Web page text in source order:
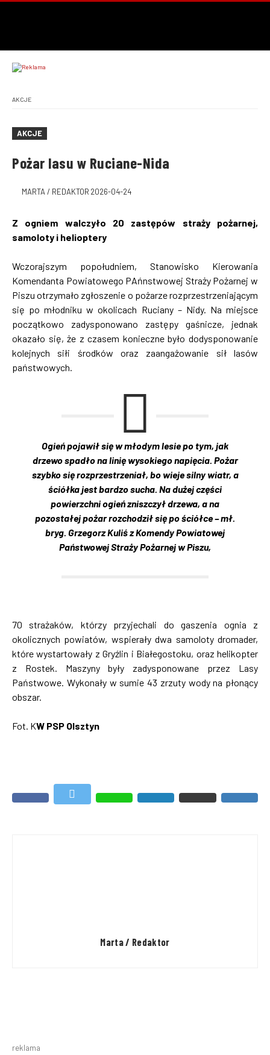
AKCJE
AKCJE
Pożar lasu w Ruciane-Nida
MARTA / REDAKTOR 2026-04-24
Z ogniem walczyło 20 zastępów straży pożarnej,
samoloty i helioptery
Wczorajszym popołudniem, Stanowisko Kierowania
Komendanta Powiatowego PAńnstwowej Straży Pożarnej w
Piszu otrzymało zgłoszenie o pożarze rozprzestrzeniającym
się po młodniku w okolicach Ruciany – Nidy. Na miejsce
początkowo zadysponowano zastępy gaśnicze, jednak
okazało się, że z czasem konieczne było dodysponowanie
kolejnych siłi środków oraz zaangażowanie sił lasów
państwowych.
Ogień pojawił się w młodym lesie po tym, jak
drzewo spadło na linię wysokiego napięcia. Pożar
szybko się rozprzestrzeniał, bo wieje silny wiatr, a
ściółka jest bardzo sucha. Na dużej części
powierzchni ogień zniszczył drzewa, a na
pozostałej pożar rozchodził się po ściółce – mł.
bryg. Grzegorz Kuliś z Komendy Powiatowej
Państwowej Straży Pożarnej w Piszu,
70 strażaków, którzy przyjechali do gaszenia ognia z
okolicznych powiatów, wspierały dwa samoloty dromader,
które wystartowały z Gryźlin i Białegostoku, oraz helikopter
z Rostek. Maszyny były zadysponowane przez Lasy
Państwowe. Wykonały w sumie 43 zrzuty wody na płonący
obszar.
Fot. KW PSP Olsztyn
Marta / Redaktor
reklama